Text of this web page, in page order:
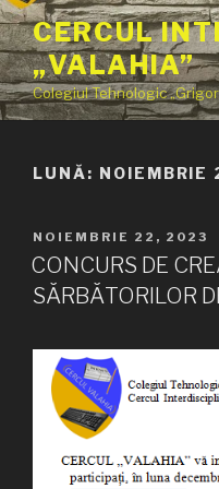
Sari
la
conținut
CERCUL
„VALAHIA”
Colegiul Tehnologic
LUNĂ: NOIEMBRIE
PUBLICAT
PE
NOIEMBRIE 22, 2023
CONCURS DE
SĂRBĂTORILOR